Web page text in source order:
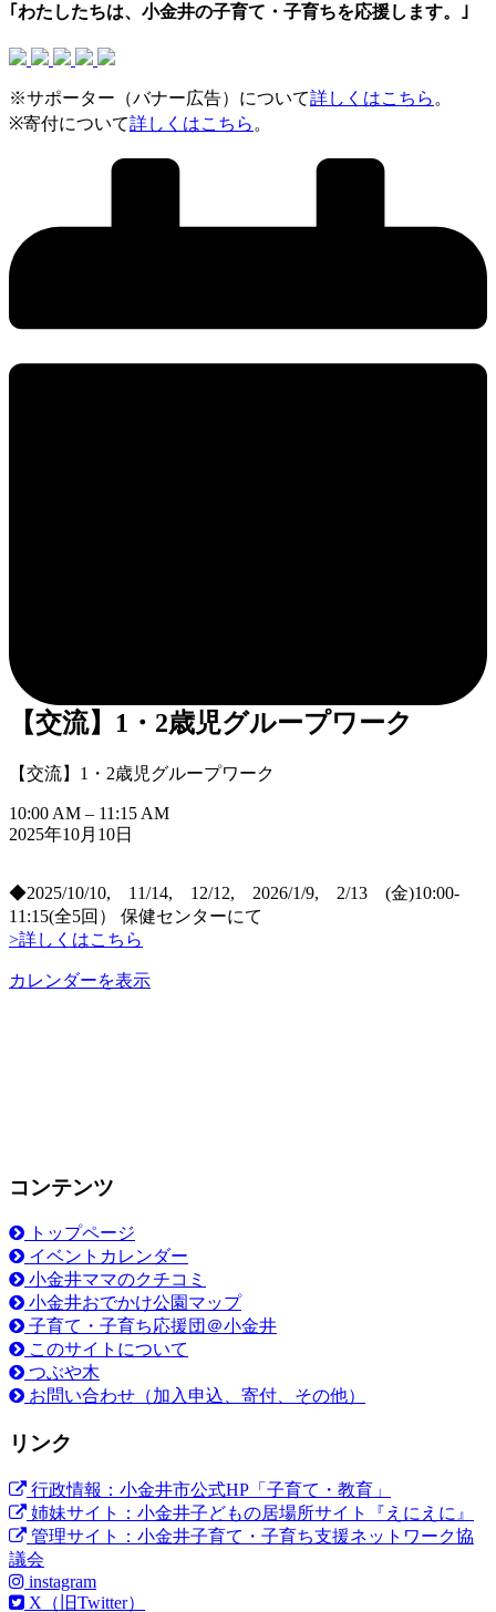
｢わたしたちは、小金井の子育て・子育ちを応援します。｣
※サポーター（バナー広告）について詳しくはこちら 。
※寄付について詳しくはこちら 。
【交流】1・2歳児グループワーク
【交流】1・2歳児グループワーク
10:00 AM – 11:15 AM
2025年10月10日
◆2025/10/10, 11/14, 12/12, 2026/1/9, 2/13 (金)10:00-
11:15(全5回） 保健センターにて
>詳しくはこちら
カレンダーを表示
コンテンツ
トップページ
イベントカレンダー
小金井ママのクチコミ
小金井おでかけ公園マップ
子育て・子育ち応援団＠小金井
このサイトについて
つぶや木
お問い合わせ（加入申込、寄付、その他）
リンク
行政情報：小金井市公式HP「子育て・教育」
姉妹サイト：小金井子どもの居場所サイト『えにえに』
管理サイト：小金井子育て・子育ち支援ネットワーク協
議会
instagram
X（旧Twitter）